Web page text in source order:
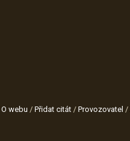
O webu / Přidat citát / Provozovatel /